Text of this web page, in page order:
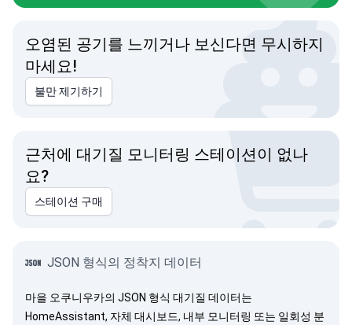
오염된 공기를 느끼거나 보신다면 무시하지
마세요!
불만 제기하기
근처에 대기질 모니터링 스테이션이 없나
요?
스테이션 구매
JSON 형식의 정착지 데이터
마을 오쿠니우카의 JSON 형식 대기질 데이터는
HomeAssistant, 자체 대시보드, 내부 모니터링 또는 일회성 분